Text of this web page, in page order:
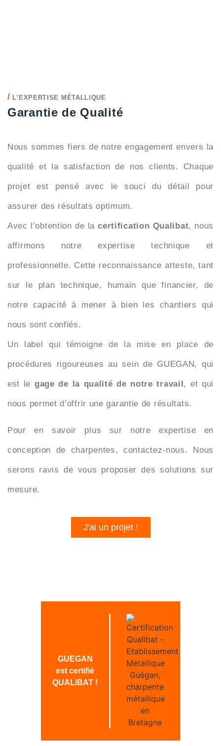
/ L’EXPERTISE MÉTALLIQUE
Garantie de Qualité
Nous sommes fiers de notre engagement envers la
qualité et la satisfaction de nos clients. Chaque
projet est pensé avec le souci du détail pour
assurer des résultats optimum.
Avec l’obtention de lacertification Qualibat, nous
affirmons notre expertise technique et
professionnelle. Cette reconnaissance atteste, tant
sur le plan technique, humain que financier, de
notre capacité à mener à bien les chantiers qui
nous sont confiés.
Un label qui témoigne de la mise en place de
procédures rigoureuses au sein de GUEGAN, qui
est le gage de la qualité de notre travail, et qui
nous permet d’offrir une garantie de résultats.
Pour en savoir plus sur notre expertise en
conception de charpentes, contactez-nous. Nous
serons ravis de vous proposer des solutions sur
mesure.
J'ai un projet !
GUEGAN
est certifié
QUALIBAT !